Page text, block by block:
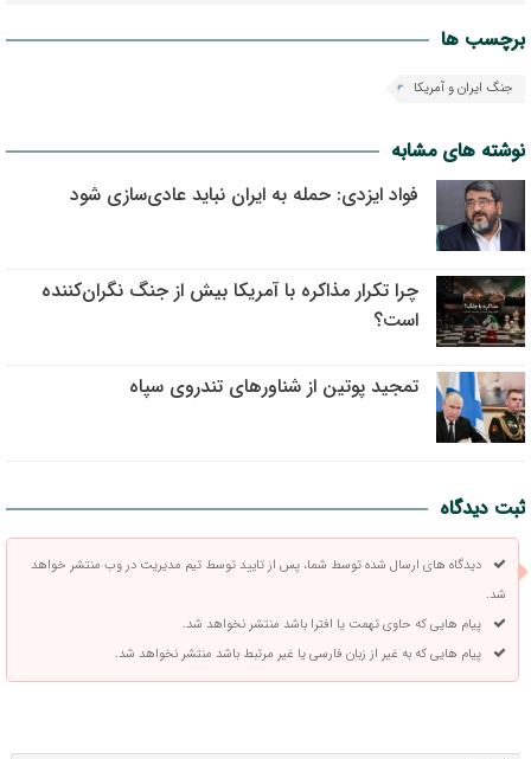
برچسب ها
جنگ ایران و آمریکا
نوشته های مشابه
فواد ایزدی: حمله به ایران نباید عادی‌سازی شود
چرا تکرار مذاکره با آمریکا بیش از جنگ نگران‌کننده
است؟
تمجید پوتین از شناورهای تندروی سپاه
ثبت دیدگاه
دیدگاه های ارسال شده توسط شما، پس از تایید توسط تیم مدیریت در وب منتشر خواهد
شد.
پیام هایی که حاوی تهمت یا افترا باشد منتشر نخواهد شد.
پیام هایی که به غیر از زبان فارسی یا غیر مرتبط باشد منتشر نخواهد شد.